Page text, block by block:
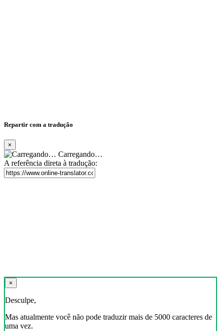
Repartir com a tradução
×
Carregando…
A referência direta à tradução:
×
Desculpe,
Mas atualmente você não pode traduzir mais de 5000 caracteres de
uma vez.